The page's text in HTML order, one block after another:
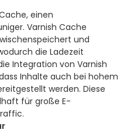
einen
Varnish Cache
und
die Ladezeit
Integration von Varnish
Inhalte auch bei hohem
werden. Diese
für große E-